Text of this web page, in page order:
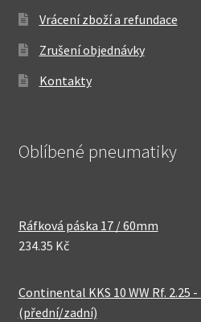
Vrácení zboží a refundace
Zrušení objednávky
Kontakty
Oblíbené pneumatiky
Ráfková páska 17 / 60mm
234.35 Kč
Continental KKS 10 WW Rf. 2.25 -
(přední/zadní)